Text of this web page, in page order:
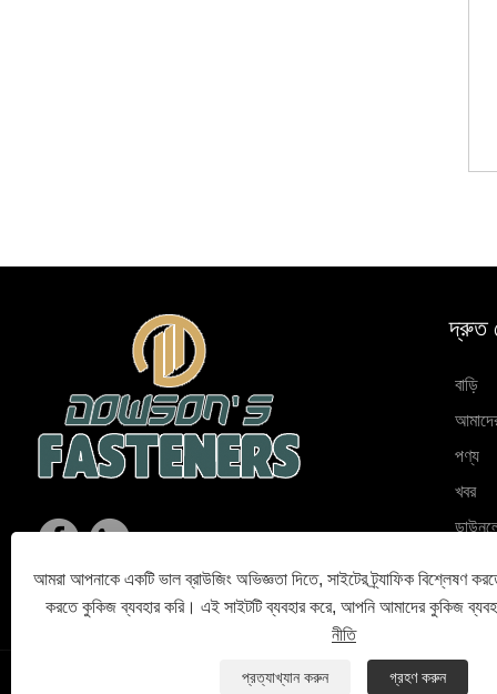
আমরা আপনাকে একটি ভাল ব্রাউজিং অভিজ্ঞতা দিতে, সাইটের ট্র্যাফিক বিশ্লেষণ
করতে কুকিজ ব্যবহার করি। এই সাইটটি ব্যবহার করে, আপনি আমাদের কুকিজ
নীতি
প্রত্যাখ্যান করুন গ্রহণ করুন
দ্রুত
বাড়ি
পণ্য
খবর
XML গোপনীয়তা নীতি